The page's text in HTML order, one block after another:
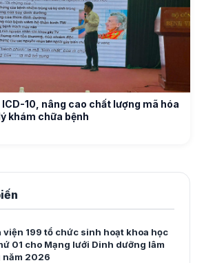
10, nâng cao chất lượng mã hóa
khám chữa bệnh
viện 199 tổ chức sinh hoạt khoa học
01 cho Mạng lưới Dinh dưỡng lâm
năm 2026